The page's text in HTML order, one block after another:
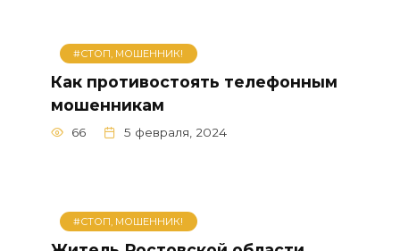
#СТОП, МОШЕННИК!
Как противостоять телефонным
мошенникам
66 5 февраля, 2024
#СТОП, МОШЕННИК!